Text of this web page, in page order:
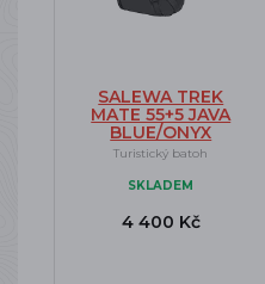
SALEWA TREK
MATE 55+5 JAVA
BLUE/ONYX
Turistický batoh
SKLADEM
4 400 Kč